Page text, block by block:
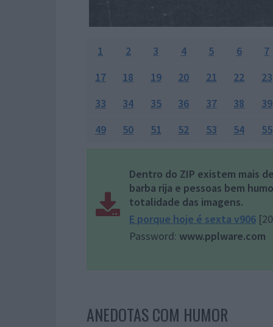
1 2 3 4 5 6 7
17
18 19 20 21 22 23
33
34 35 36 37 38 39
49
50 51 52 53 54 55
Dentro do ZIP existem mais
barba rija e pessoas bem
totalidade das imagens.
E porque hoje é sexta v906
Password: www.pplware.com
ANEDOTAS COM HUMOR